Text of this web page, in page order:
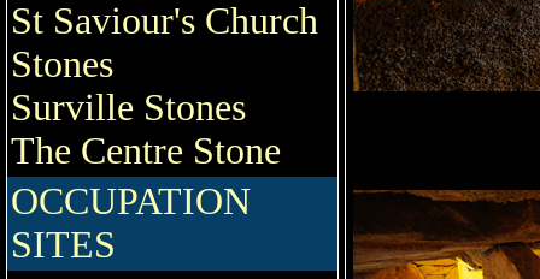
St Saviour's Church
Stones
Surville Stones
The Centre Stone
OCCUPATION
SITES